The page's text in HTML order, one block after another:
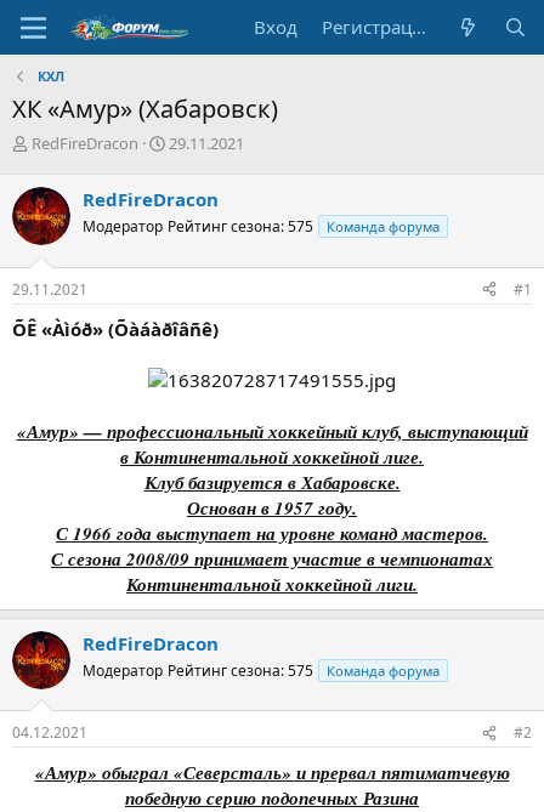
Вход Регистрация
КХЛ
ХК «Амур» (Хабаровск)
А
т
о
р
т
е
м
ы
RedFireDracon
Д
а
н
ч
л
а
29.11.2021
RedFireDracon
Модератор Рейтинг сезона: 575 Команда форума
29.11.2021 #1
ÕÊ «Àìóð» (Õàáàðîâñê)
«Амур» — профессиональный хоккейный клуб, выступающий
в Континентальной хоккейной лиге.
Клуб базируется в Хабаровске.
Основан в 1957 году.
С 1966 года выступает на уровне команд мастеров.
С сезона 2008/09 принимает участие в чемпионатах
Континентальной хоккейной лиги.
RedFireDracon
Модератор Рейтинг сезона: 575 Команда форума
04.12.2021 #2
«Амур» обыграл «Северсталь» и прервал пятиматчевую
победную серию подопечных Разина